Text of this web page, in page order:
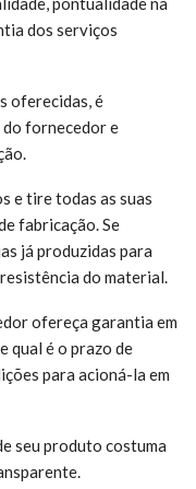
dos serviços
oferecidas, é
fornecedor e
e tire todas as suas
fabricação. Se
já produzidas para
do material.
ofereça garantia em
qual é o prazo de
para acioná-la em
seu produto costuma